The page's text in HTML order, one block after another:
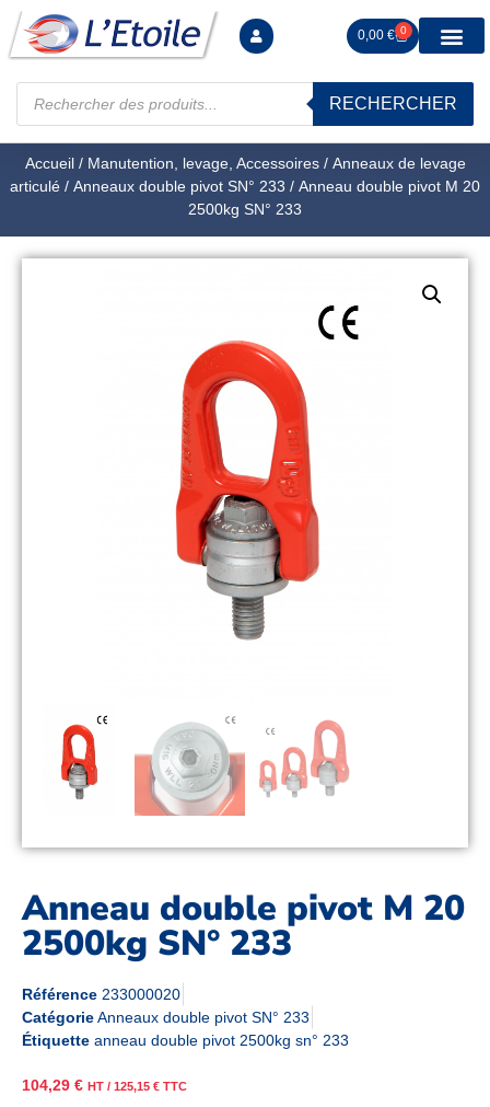
0,00 € 0
RECHERCHER
Accueil/ Manutention, levage, Accessoires/ Anneaux de levage
articulé / Anneaux double pivot SN° 233 / Anneau double pivot M 20
2500kg SN° 233
Anneau double pivot M 20
2500kg SN° 233
Référence 233000020
CatégorieAnneaux double pivot SN° 233
Étiquette anneau double pivot 2500kg sn° 233
104,29 € HT / 125,15 € TTC